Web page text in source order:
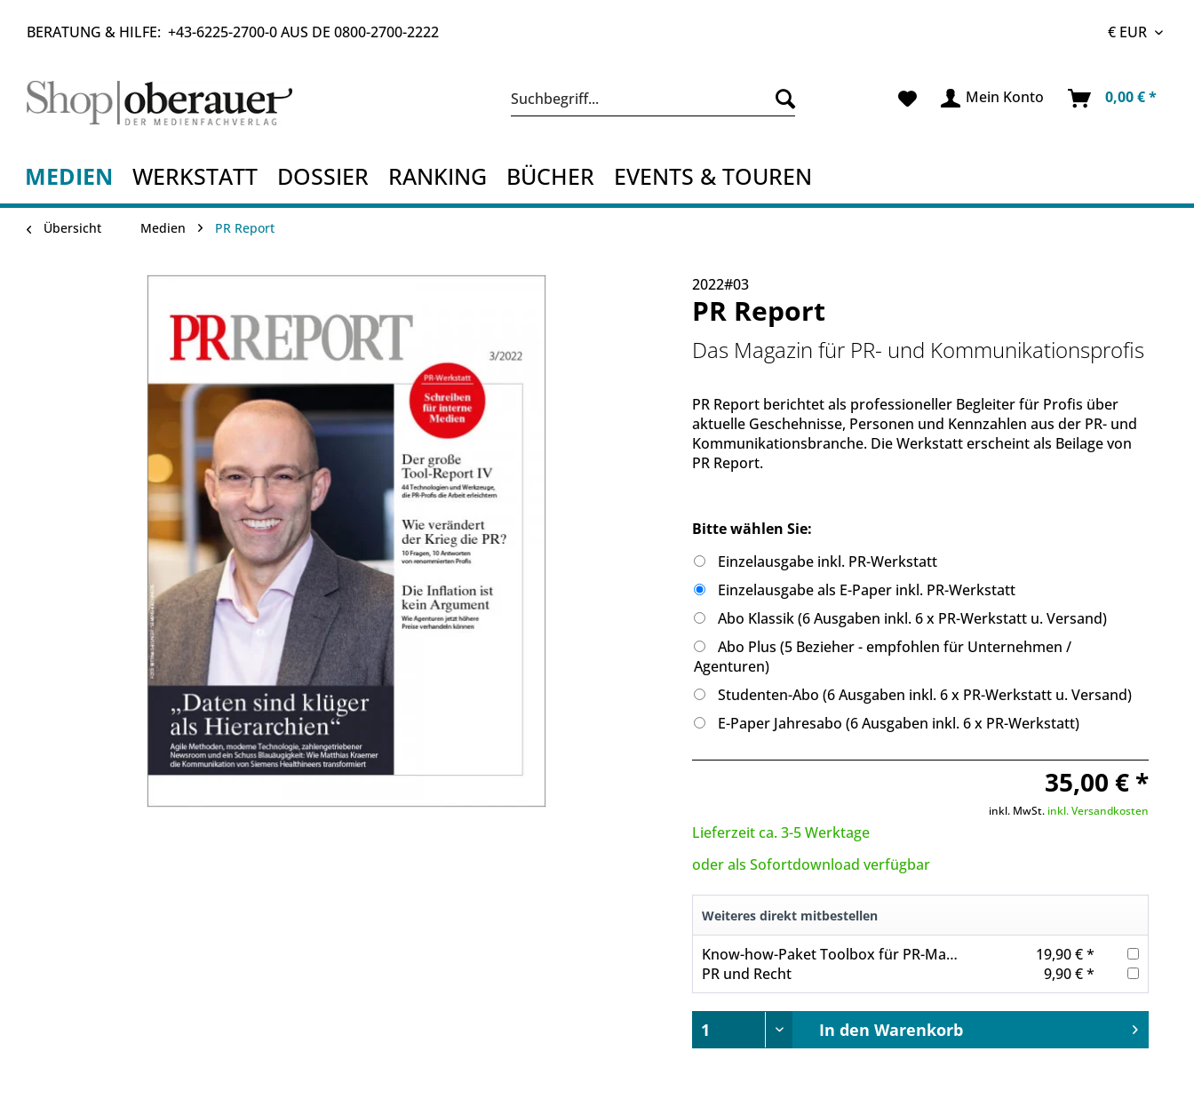
BERATUNG & HILFE: +43-6225-2700-0AUS DE 0800-2700-2222
Mein Konto 0,00 € *
MEDIEN WERKSTATT DOSSIER RANKING BÜCHER EVENTS & TOUREN
Übersicht Medien PR Report
2022#03
PR Report
Das Magazin für PR- und Kommunikationsprofis
PR Report berichtet als professioneller Begleiter für Profis über
aktuelle Geschehnisse, Personen und Kennzahlen aus der PR- und
Kommunikationsbranche. Die Werkstatt erscheint als Beilage von
PR Report.
Bitte wählen Sie:
Einzelausgabe inkl. PR-Werkstatt
Einzelausgabe als E-Paper inkl. PR-Werkstatt
Abo Klassik (6 Ausgaben inkl. 6 x PR-Werkstatt u. Versand)
Abo Plus (5 Bezieher - empfohlen für Unternehmen /
Agenturen)
Studenten-Abo (6 Ausgaben inkl. 6 x PR-Werkstatt u. Versand)
E-Paper Jahresabo (6 Ausgaben inkl. 6 x PR-Werkstatt)
35,00 € *
inkl. MwSt. inkl. Versandkosten
Lieferzeit ca. 3-5 Werktage
oder als Sofortdownload verfügbar
Weiteres direkt mitbestellen
Know-how-Paket Toolbox für PR-Manager
19,90 € *
PR und Recht
9,90 € *
In den Warenkorb